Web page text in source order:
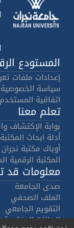
المستودع
إعدادات ملفات
سياسة الخصوصية
اتفاقية المستخدم
تعلم معنا
بوابة الإكتشاف
أدلة ابحاث المكتبة
أوباك مكتبة نجران
المكتبة الرقمية
معلومات قد
صدى الجامعة
الملف الصحفي
التقويم الجامعي
البيانات المفتوحة